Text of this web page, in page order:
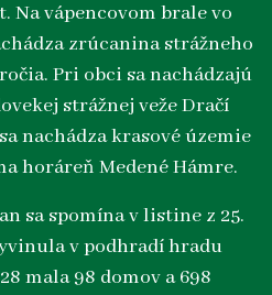
Na vápencovom brale vo
zrúcanina strážneho
Pri obci sa nachádzajú
strážnej veže Dračí
nachádza krasové územie
horáreň Medené Hámre.
sa spomína v listine z 25.
v podhradí hradu
mala 98 domov a 698